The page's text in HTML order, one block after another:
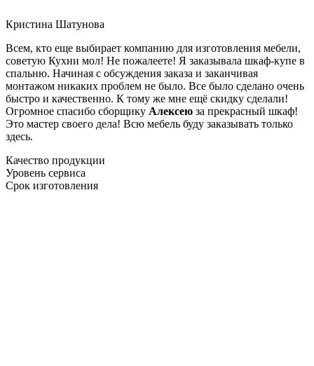
Кристина Шатунова
Всем, кто еще выбирает компанию для изготовления мебели,
советую Кухни мол! Не пожалеете! Я заказывала шкаф-купе в
спальню. Начиная с обсуждения заказа и заканчивая
монтажом никаких проблем не было. Все было сделано очень
быстро и качественно. К тому же мне ещё скидку сделали!
Огромное спасибо сборщику Алексею за прекрасный шкаф!
Это мастер своего дела! Всю мебель буду заказывать только
здесь.
Качество продукции
Уровень сервиса
Срок изготовления